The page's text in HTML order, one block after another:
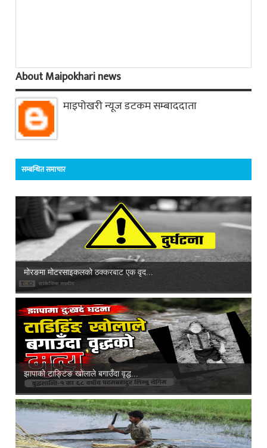
About Maipokhari news
माइपोखरी न्यूज डटकम सम्बाददाता
सम्बन्धित समाचार
मोरङमा मोटरसाइकलको ठक्करबाट एक वृद...
झापाको टाङ्टिङ खोलाले बगाउँदा वृद्ध...